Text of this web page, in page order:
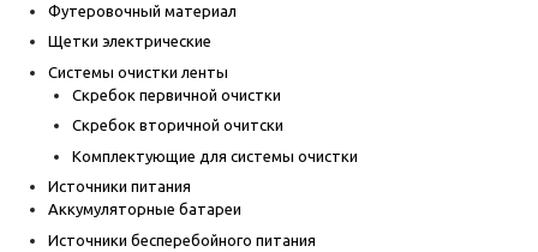
Футеровочный материал
Щетки электрические
Системы очистки ленты
Скребок первичной очистки
Скребок вторичной очитски
Комплектующие для системы очистки
Источники питания
Аккумуляторные батареи
Источники бесперебойного питания